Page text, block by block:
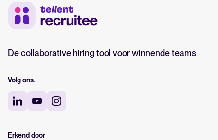
De collaborative hiring tool voor winnende teams
Volg ons:
Erkend door